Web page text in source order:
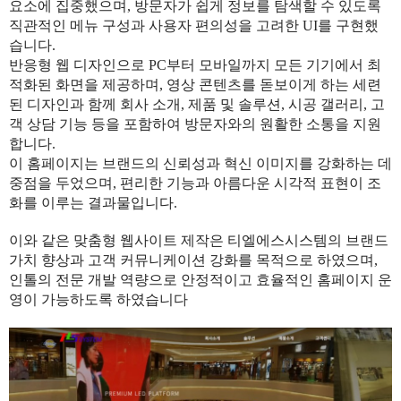
요소에 집중했으며, 방문자가 쉽게 정보를 탐색할 수 있도록
직관적인 메뉴 구성과 사용자 편의성을 고려한 UI를 구현했
습니다.
반응형 웹 디자인으로 PC부터 모바일까지 모든 기기에서 최
적화된 화면을 제공하며, 영상 콘텐츠를 돋보이게 하는 세련
된 디자인과 함께 회사 소개, 제품 및 솔루션, 시공 갤러리, 고
객 상담 기능 등을 포함하여 방문자와의 원활한 소통을 지원
합니다.
이 홈페이지는 브랜드의 신뢰성과 혁신 이미지를 강화하는 데
중점을 두었으며, 편리한 기능과 아름다운 시각적 표현이 조
화를 이루는 결과물입니다.
이와 같은 맞춤형 웹사이트 제작은 티엘에스시스템의 브랜드
가치 향상과 고객 커뮤니케이션 강화를 목적으로 하였으며,
인톨의 전문 개발 역량으로 안정적이고 효율적인 홈페이지 운
영이 가능하도록 하였습니다